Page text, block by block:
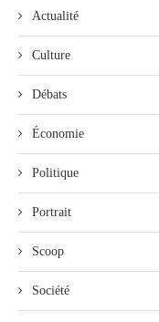
Actualité
Culture
Débats
Économie
Politique
Portrait
Scoop
Société